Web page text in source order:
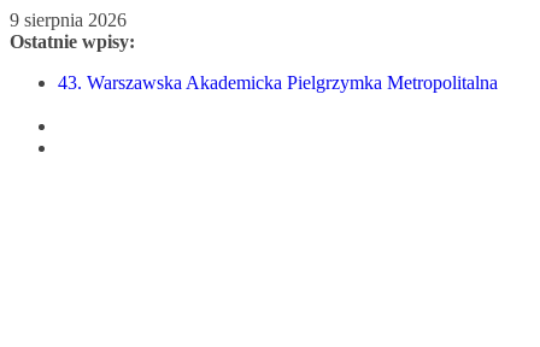
Przejdź
do
9 sierpnia 2026
Ostatnie wpisy:
43. Warszawska Akademicka Pielgrzymka Metropolitalna